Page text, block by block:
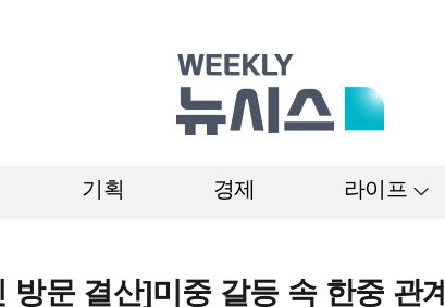
기획 경제 라이프
방문 결산]미중 갈등 속 한중 관계